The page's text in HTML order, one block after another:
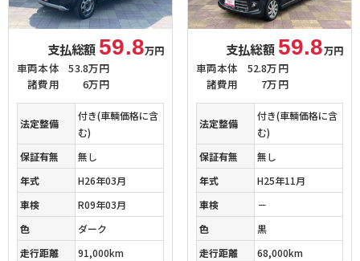
支払総額 59.8万円
車両本体
53.8万円
諸費用
6万円
法定整備
付き(車輌価格に含
む)
保証有無
無し
年式
H26年03月
車検
R09年03月
色
ダーク
走行距離
91,000km
支払総額 59.8万円
車両本体
52.8万円
諸費用
7万円
法定整備
付き(車輌価格に含
む)
保証有無
無し
年式
H25年11月
車検
－
色
黒
走行距離
68,000km